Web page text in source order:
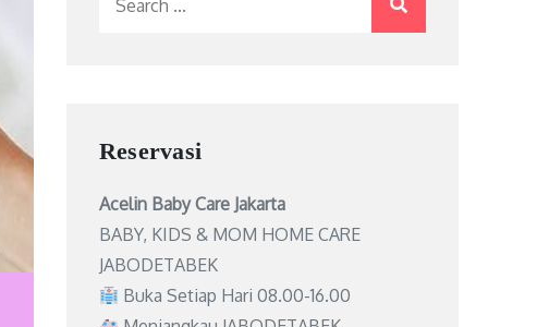
Reservasi
Acelin Baby Care Jakarta
BABY, KIDS & MOM HOME CARE
JABODETABEK
Buka Setiap Hari 08.00-16.00